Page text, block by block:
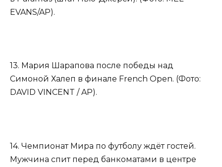
EVANS/AP).
13. Мария Шарапова после победы над
Симоной Халеп в финале French Open. (Фото:
DAVID VINCENT / AP).
14. Чемпионат Мира по футболу ждёт гостей.
Мужчина спит перед банкоматами в центре